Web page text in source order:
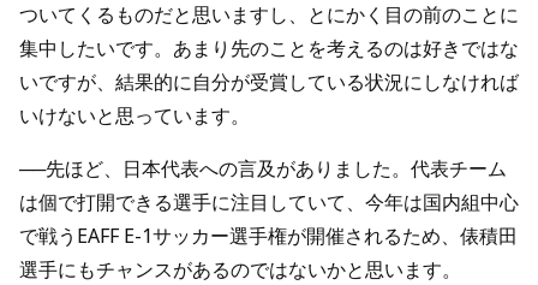
ついてくるものだと思いますし、とにかく目の前のことに
集中したいです。あまり先のことを考えるのは好きではな
いですが、結果的に自分が受賞している状況にしなければ
いけないと思っています。
──先ほど、日本代表への言及がありました。代表チーム
は個で打開できる選手に注目していて、今年は国内組中心
で戦うEAFF E-1サッカー選手権が開催されるため、俵積田
選手にもチャンスがあるのではないかと思います。